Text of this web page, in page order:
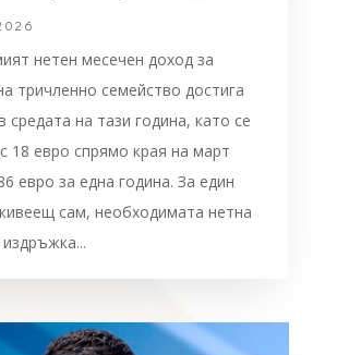
нетен месечен доход за
тричленно семейство достига
средата на тази година, като се
18 евро спрямо края на март
евро за една година. За един
сам, необходимата нетна